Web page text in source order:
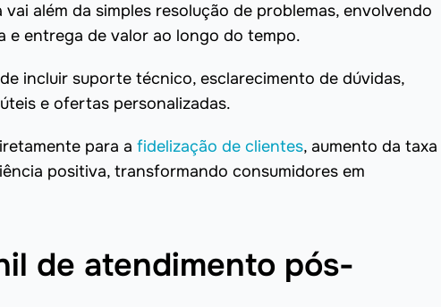
além da simples resolução de problemas, envolvendo
e entrega de valor ao longo do tempo.
incluir suporte técnico, esclarecimento de dúvidas,
e ofertas personalizadas.
para a fidelização de clientes, aumento da taxa
positiva, transformando consumidores em
de atendimento pós-